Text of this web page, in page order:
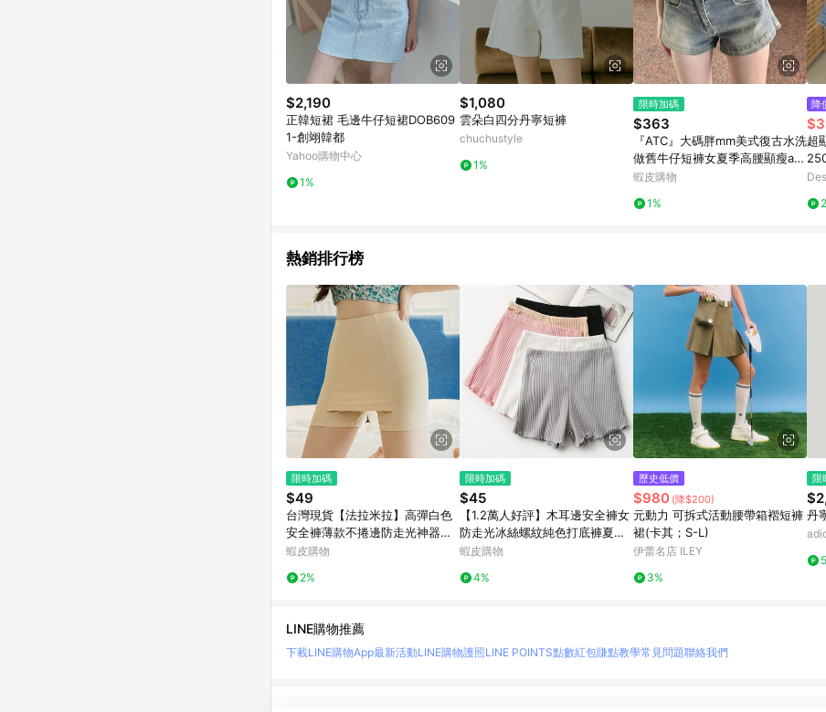
$2,190
正韓短裙 毛邊牛仔短裙DOB609
1-創翊韓都
Yahoo購物中心
1%
$1,080
雲朵白四分丹寧短褲
chuchustyle
1%
限時加碼
$363
『ATC』大碼胖mm美式復古水洗
做舊牛仔短褲女夏季高腰顯瘦a字
百搭熱褲子
蝦皮購物
1%
降
超
熱銷排行榜
限時加碼
$49
台灣現貨【法拉米拉】高彈白色
安全褲薄款不捲邊防走光神器收
腹提臀打底短褲女 內褲 四角褲
蝦皮購物
2%
限時加碼
$45
【1.2萬人好評】木耳邊安全褲女
防走光冰絲螺紋純色打底褲夏季
薄款不捲邊保險短褲🔥三月放送a
蝦皮購物
4%
歷史低價
$980 (降$200)
元動力 可拆式活動腰帶箱褶短褲
裙(卡其；S-L)
伊蕾名店 ILEY
3%
限
丹
LINE購物推薦
下載LINE購物App最新活動LINE購物護照LINE POINTS點數紅包賺點教學常見問題聯絡我們